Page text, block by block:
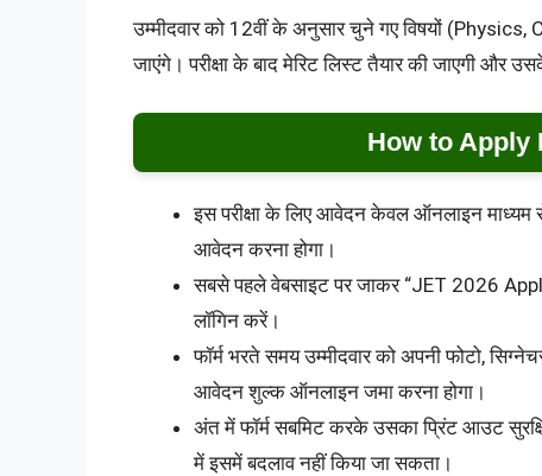
उम्मीदवार को 12वीं के अनुसार चुने गए विषयों
जाएंगे। परीक्षा के बाद मेरिट लिस्ट तैयार की जाएगी और
How to Apply
इस परीक्षा के लिए आवेदन केवल ऑनलाइन माध्यम
आवेदन करना होगा।
सबसे पहले वेबसाइट पर जाकर “JET 2026
लॉगिन करें।
फॉर्म भरते समय उम्मीदवार को अपनी फोटो,
आवेदन शुल्क ऑनलाइन जमा करना होगा।
अंत में फॉर्म सबमिट करके उसका प्रिंट आउट
में इसमें बदलाव नहीं किया जा सकता।